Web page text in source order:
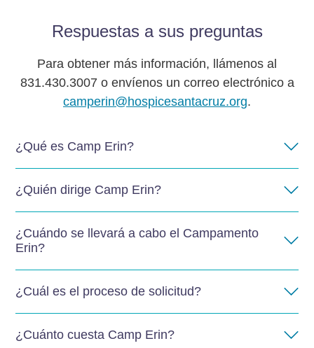
Respuestas a sus preguntas
Para obtener más información, llámenos al
831.430.3007 o envíenos un correo electrónico a
camperin@hospicesantacruz.org.
¿Qué es Camp Erin?
¿Quién dirige Camp Erin?
¿Cuándo se llevará a cabo el Campamento
Erin?
¿Cuál es el proceso de solicitud?
¿Cuánto cuesta Camp Erin?